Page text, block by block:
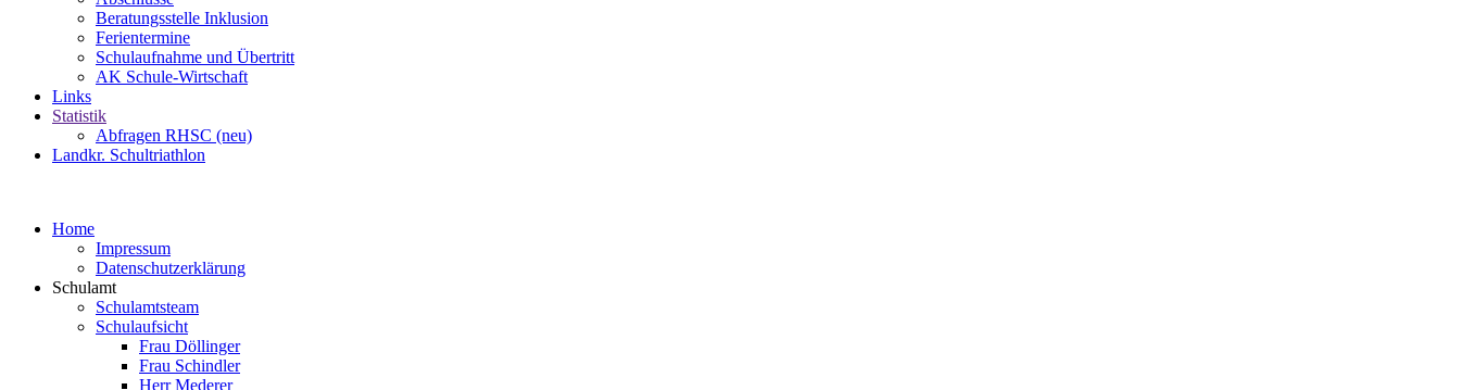
Beratungsstelle Inklusion
Ferientermine
Schulaufnahme und Übertritt
AK Schule-Wirtschaft
Links
Statistik
Abfragen RHSC (neu)
Landkr. Schultriathlon
Home
Impressum
Datenschutzerklärung
Schulamt
Schulamtsteam
Schulaufsicht
Frau Döllinger
Frau Schindler
Herr Mederer